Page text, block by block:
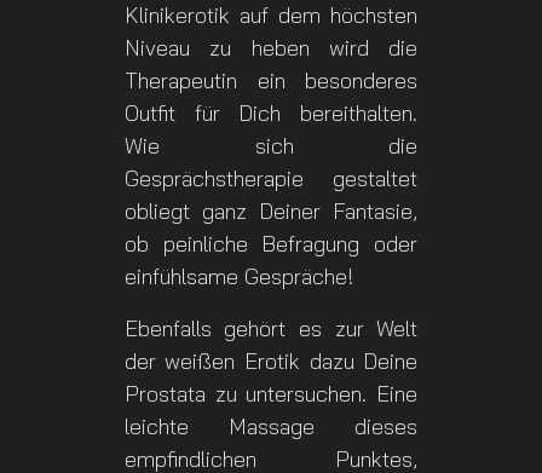
Klinikerotik auf dem höchsten
Niveau zu heben wird die
Therapeutin ein besonderes
Outfit für Dich bereithalten.
Wie sich die
Gesprächstherapie gestaltet
obliegt ganz Deiner Fantasie,
ob peinliche Befragung oder
einfühlsame Gespräche!
Ebenfalls gehört es zur Welt
der weißen Erotik dazu Deine
Prostata zu untersuchen. Eine
leichte Massage dieses
empfindlichen Punktes,